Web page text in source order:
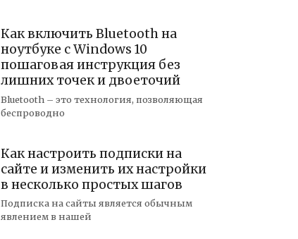
Как включить Bluetooth на
ноутбуке с Windows 10
пошаговая инструкция без
лишних точек и двоеточий
Bluetooth – это технология, позволяющая
беспроводно
Как настроить подписки на
сайте и изменить их настройки
в несколько простых шагов
Подписка на сайты является обычным
явлением в нашей